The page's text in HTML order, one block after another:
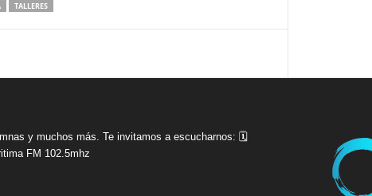
TALLERES
y muchos más. Te invitamos a escucharnos: 🗓
FM 102.5mhz